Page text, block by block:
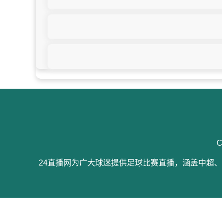
24直播网为广大球迷提供足球比赛直播，涵盖中超